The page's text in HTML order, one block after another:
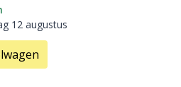
12 augustus